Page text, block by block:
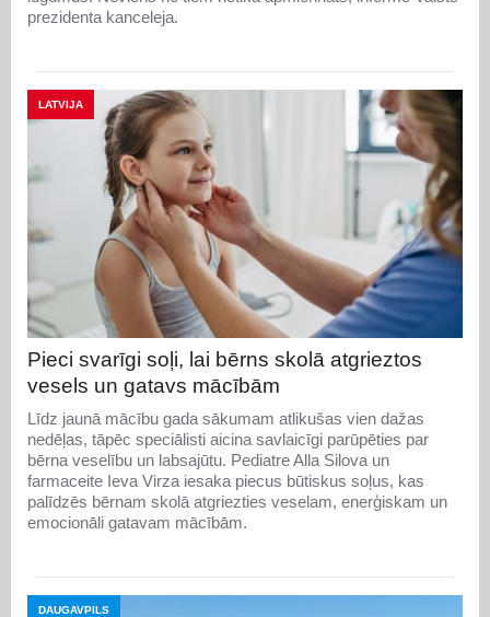
prezidenta kanceleja.
LATVIJA
Pieci svarīgi soļi, lai bērns skolā atgrieztos
vesels un gatavs mācībām
Līdz jaunā mācību gada sākumam atlikušas vien dažas
nedēļas, tāpēc speciālisti aicina savlaicīgi parūpēties par
bērna veselību un labsajūtu. Pediatre Alla Silova un
farmaceite Ieva Virza iesaka piecus būtiskus soļus, kas
palīdzēs bērnam skolā atgriezties veselam, enerģiskam un
emocionāli gatavam mācībām.
DAUGAVPILS